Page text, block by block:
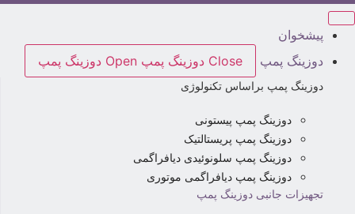
پیشخوان
دوزینگ پمپ
Close دوزینگ پمپ Open دوزینگ پمپ
دوزینگ پمپ براساس تکنولوژی
دوزینگ پمپ پیستونی
دوزینگ پمپ پریستالتیک
دوزینگ پمپ سلونوئیدی دیافراگمی
دوزینگ پمپ دیافراگمی موتوری
تجهیزات جانبی دوزینگ پمپ